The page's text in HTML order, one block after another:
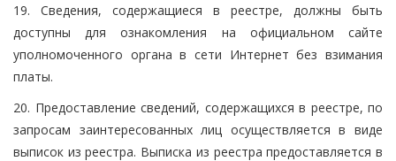
19. Сведения, содержащиеся в реестре, должны быть
доступны для ознакомления на официальном сайте
уполномоченного органа в сети Интернет без взимания
платы.
20. Предоставление сведений, содержащихся в реестре, по
запросам заинтересованных лиц осуществляется в виде
выписок из реестра. Выписка из реестра предоставляется в